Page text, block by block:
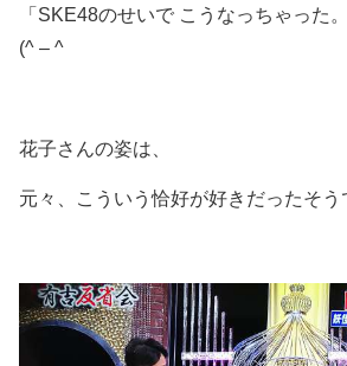
「SKE48のせいで こうなっちゃった。
(^ – ^
花子さんの姿は、
元々、こういう恰好が好きだったそう